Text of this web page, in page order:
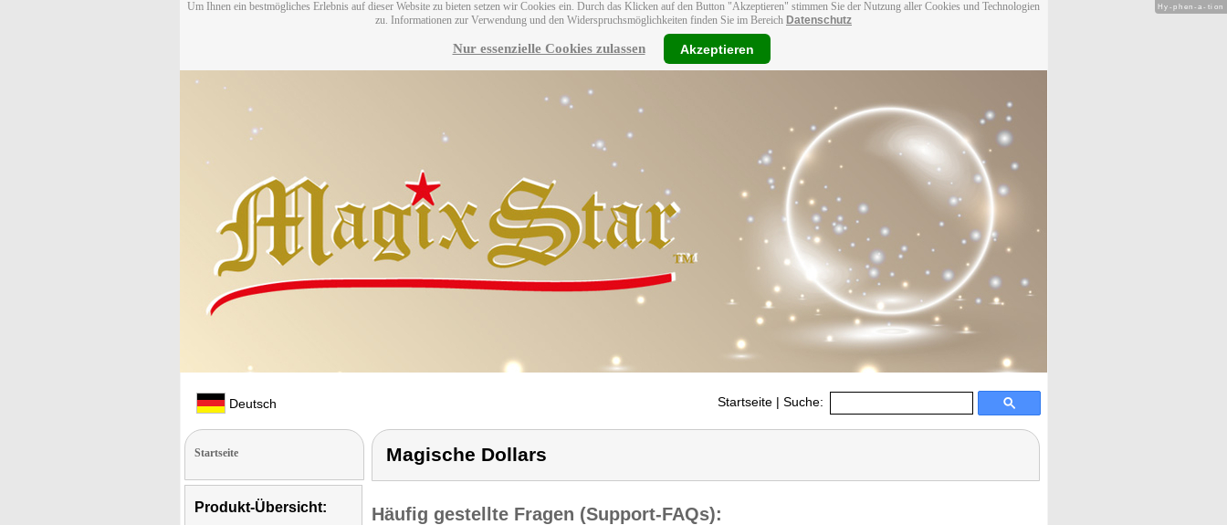
Um Ihnen ein bestmögliches Erlebnis auf dieser Website zu bieten setzen wir Cookies ein. Durch das Klicken auf den Button "Akzeptieren" stimmen Sie der Nutzung aller Cookies und Technologien
zu. Informationen zur Verwendung und den Widerspruchsmöglichkeiten finden Sie im Bereich Datenschutz
Nur essenzielle Cookies zulassen Akzeptieren
Deutsch Startseite | Suche:
Startseite
Produkt-Übersicht:
Magische Dollars
Häufig gestellte Fragen (Support-FAQs):
Hy-phen-a-tion